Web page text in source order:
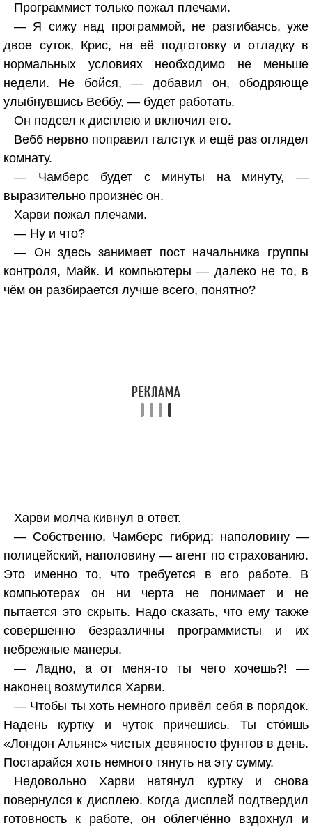
Программист только пожал плечами.
— Я сижу над программой, не разгибаясь, уже
двое суток, Крис, на её подготовку и отладку в
нормальных условиях необходимо не меньше
недели. Не бойся, — добавил он, ободряюще
улыбнувшись Веббу, — будет работать.
Он подсел к дисплею и включил его.
Вебб нервно поправил галстук и ещё раз оглядел
комнату.
— Чамберс будет с минуты на минуту, —
выразительно произнёс он.
Харви пожал плечами.
— Ну и что?
— Он здесь занимает пост начальника группы
контроля, Майк. И компьютеры — далеко не то, в
чём он разбирается лучше всего, понятно?
Харви молча кивнул в ответ.
— Собственно, Чамберс гибрид: наполовину —
полицейский, наполовину — агент по страхованию.
Это именно то, что требуется в его работе. В
компьютерах он ни черта не понимает и не
пытается это скрыть. Надо сказать, что ему также
совершенно безразличны программисты и их
небрежные манеры.
— Ладно, а от меня-то ты чего хочешь?! —
наконец возмутился Харви.
— Чтобы ты хоть немного привёл себя в порядок.
Надень куртку и чуток причешись. Ты сто́ишь
«Лондон Альянс» чистых девяносто фунтов в день.
Постарайся хоть немного тянуть на эту сумму.
Недовольно Харви натянул куртку и снова
повернулся к дисплею. Когда дисплей подтвердил
готовность к работе, он облегчённо вздохнул и